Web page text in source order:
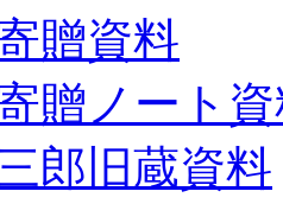
贈資料
贈ノート
郎旧蔵資料